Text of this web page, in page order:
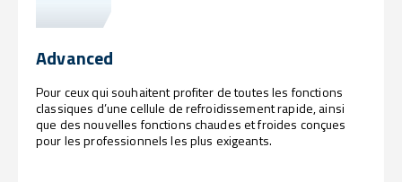
Advanced
Pour ceux qui souhaitent profiter de toutes les fonctions
classiques d’une cellule de refroidissement rapide, ainsi
que des nouvelles fonctions chaudes et froides conçues
pour les professionnels les plus exigeants.